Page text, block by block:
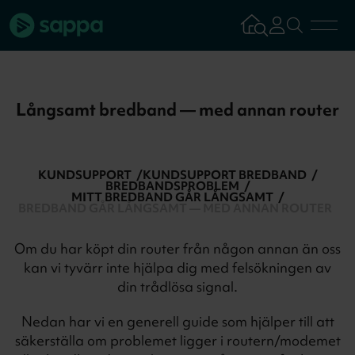
TV & Streaming
Mobilabonnemang
Tillbaka
Logga in
Aktivera
Långsamt bredband — med annan router
KUNDSUPPORT KUNDSUPPORT BREDBAND
BREDBANDSPROBLEM
MITT BREDBAND GÅR LÅNGSAMT
Om du har köpt din router från någon annan än oss
kan vi tyvärr inte hjälpa dig med felsökningen av
din trådlösa signal.
Nedan har vi en generell guide som hjälper till att
säkerställa om problemet ligger i routern/modemet